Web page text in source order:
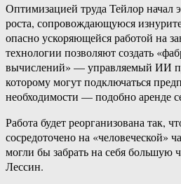
Оптимизацией труда Тейлор
роста, сопровождающуюся
опасно ускоряющейся работой на
технологии позволяют создать
вычислений» — управляемый ИИ
которому могут подключаться
необходимости — подобно аренде
Работа будет реорганизована так,
сосредоточено на «человеческой»
могли бы забрать на себя
Лессин.